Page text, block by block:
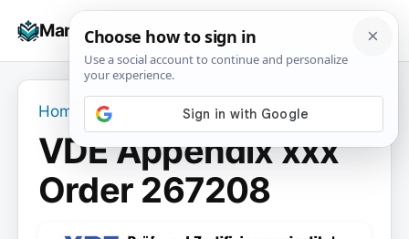
Manuals+
☰
Home VDE Appendix xxx Order 267208
VDE Appendix xxx
Order 267208